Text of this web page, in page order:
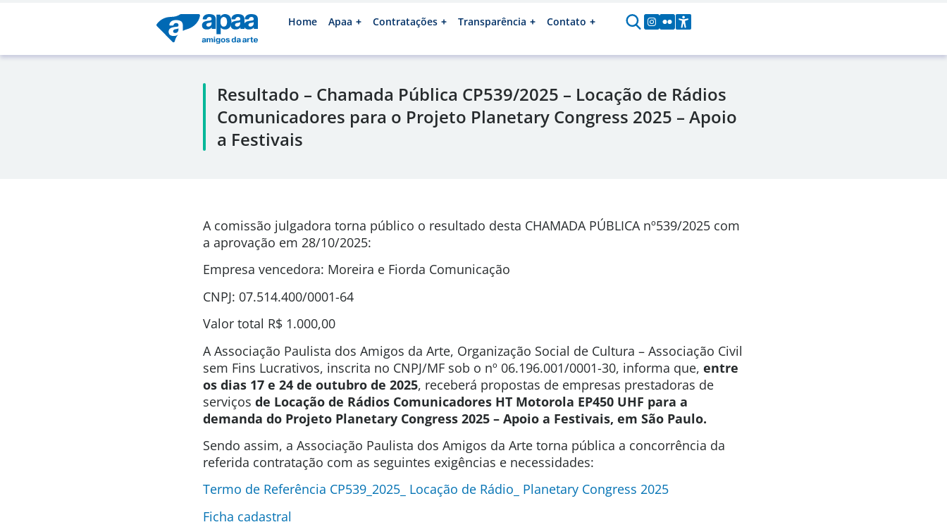
Home Apaa Contratações Transparência Contato
Resultado – Chamada Pública CP539/2025 – Locação de Rádios
Comunicadores para o Projeto Planetary Congress 2025 – Apoio
a Festivais
A comissão julgadora torna público o resultado desta CHAMADA PÚBLICA nº539/2025 com
a aprovação em 28/10/2025:
Empresa vencedora: Moreira e Fiorda Comunicação
CNPJ: 07.514.400/0001-64
Valor total R$ 1.000,00
A Associação Paulista dos Amigos da Arte, Organização Social de Cultura – Associação Civil
sem Fins Lucrativos, inscrita no CNPJ/MF sob o nº 06.196.001/0001-30, informa que, entre
os dias 17 e 24 de outubro de 2025, receberá propostas de empresas prestadoras de
serviços de Locação de Rádios Comunicadores HT Motorola EP450 UHF para a
demanda do Projeto Planetary Congress 2025 – Apoio a Festivais, em São Paulo.
Sendo assim, a Associação Paulista dos Amigos da Arte torna pública a concorrência da
referida contratação com as seguintes exigências e necessidades:
Termo de Referência CP539_2025_ Locação de Rádio_ Planetary Congress 2025
Ficha cadastral